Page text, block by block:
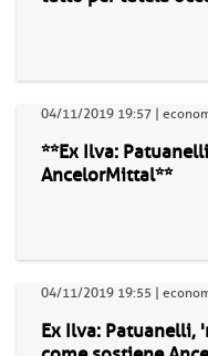
04/11/2019 19:57 |
**Ex Ilva:
AncelorMittal**
04/11/2019 19:55 |
Ex Ilva: Patuanelli,